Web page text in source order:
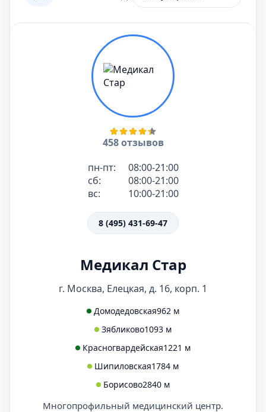
458 отзывов
пн-пт:
08:00-21:00
сб:
08:00-21:00
вс:
10:00-21:00
8 (495) 431-69-47
Медикал Стар
г. Москва, Елецкая, д. 16, корп. 1
Домодедовская962 м
Зябликово1093 м
Красногвардейская1221 м
Шипиловская1784 м
Борисово2840 м
Многопрофильный медицинский центр.